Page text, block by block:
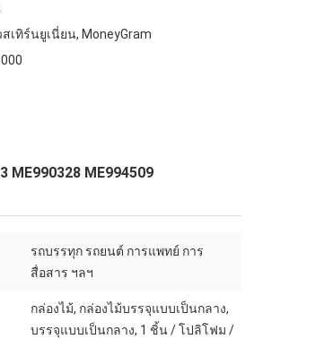
สเทิร์นยูเนี่ยน, MoneyGram
ME990328 ME994509
รถบรรทุก รถยนต์ การแพทย์ การ
สื่อสาร ฯลฯ
กล่องไม้, กล่องไม้บรรจุแบบเป็นกลาง,
บรรจุแบบเป็นกลาง, 1 ชิ้น / โปลิโฟม /